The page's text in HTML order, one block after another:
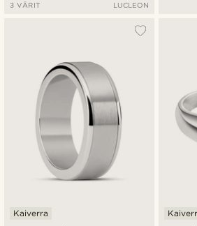
3 VÄRIT LUCLEON
Kaiverra